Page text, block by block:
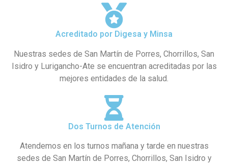
Acreditado por Digesa y Minsa
Nuestras sedes de San Martín de Porres, Chorrillos, San
Isidro y Lurigancho-Ate se encuentran acreditadas por las
mejores entidades de la salud.
Dos Turnos de Atención
Atendemos en los turnos mañana y tarde en nuestras
sedes de San Martín de Porres, Chorrillos, San Isidro y